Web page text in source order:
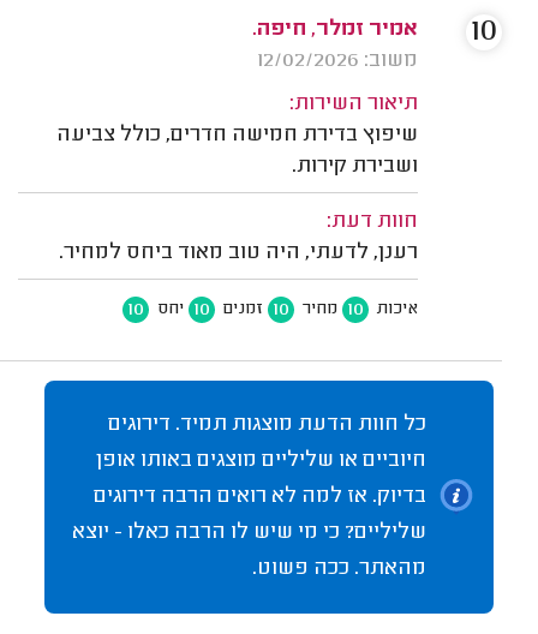
אמיר זמלר, חיפה.
משוב: 12/02/2026
תיאור השירות:
שיפוץ בדירת חמישה חדרים, כולל צביעה
ושבירת קירות.
חוות דעת:
רענן, לדעתי, היה טוב מאוד ביחס למחיר.
איכות 10 מחיר 10 זמנים 10 יחס 10
10
כל חוות הדעת מוצגות תמיד. דירוגים
חיוביים או שליליים מוצגים באותו אופן
בדיוק. אז למה לא רואים הרבה דירוגים
שליליים? כי מי שיש לו הרבה כאלו - יוצא
מהאתר. ככה פשוט.